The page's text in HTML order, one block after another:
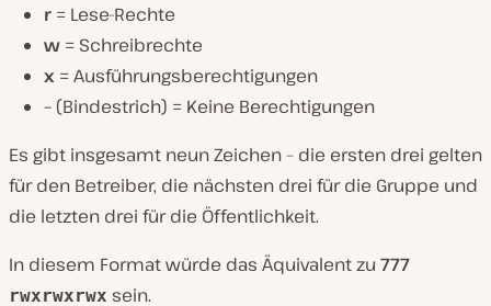
r = Lese-Rechte
w = Schreibrechte
x = Ausführungsberechtigungen
– (Bindestrich) = Keine Berechtigungen
Es gibt insgesamt neun Zeichen – die ersten drei gelten
für den Betreiber, die nächsten drei für die Gruppe und
die letzten drei für die Öffentlichkeit.
In diesem Format würde das Äquivalent zu 777
rwxrwxrwx sein.